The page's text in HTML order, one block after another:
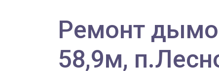
Ремонт
58,9м,